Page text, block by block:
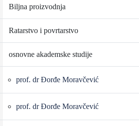
Biljna proizvodnja
Ratarstvo i povrtarstvo
osnovne akademske studije
prof. dr Đorđe Moravčević
prof. dr Đorđe Moravčević